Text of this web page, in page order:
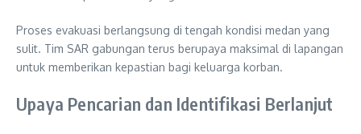
Proses evakuasi berlangsung di tengah kondisi medan yang
sulit. Tim SAR gabungan terus berupaya maksimal di lapangan
untuk memberikan kepastian bagi keluarga korban.
Upaya Pencarian dan Identifikasi Berlanjut